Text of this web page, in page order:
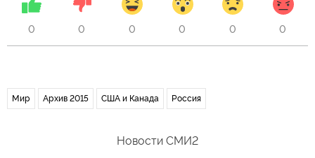
0 0 0 0 0 0
Мир Архив 2015 США и Канада Россия
Новости СМИ2